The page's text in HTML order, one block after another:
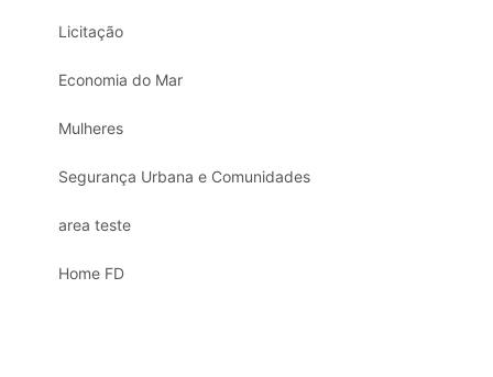
Licitação
Economia do Mar
Mulheres
Segurança Urbana e Comunidades
area teste
Home FD